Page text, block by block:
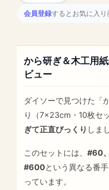
会員登録するとお気に入り
から研ぎ＆木工用
ビュー
ダイソーで見つけた「
り（7×23cm・10枚セ
ぎて正直びっくり しま
このセットには、#60
#600という異なる番
っています。